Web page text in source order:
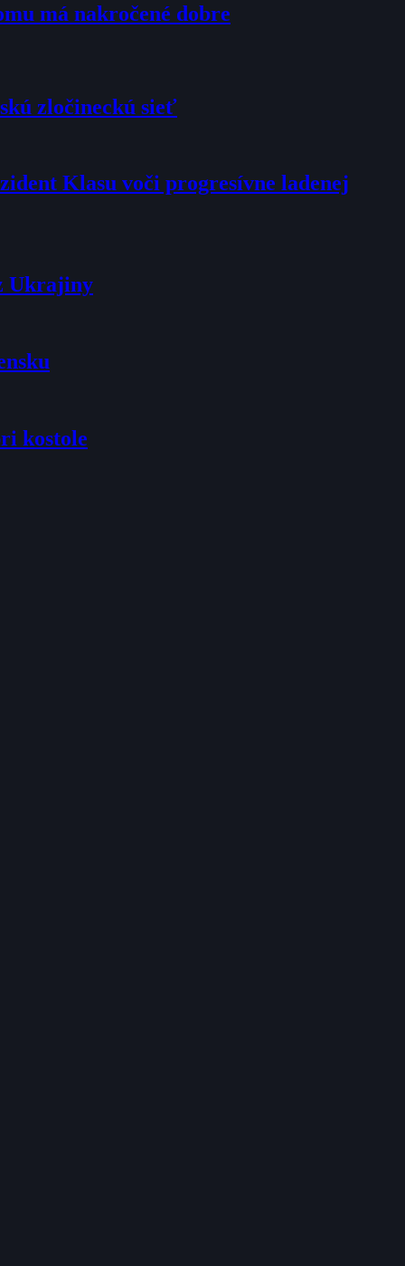
má nakročené dobre
zločineckú sieť
Klasu voči progresívne ladenej
Ukrajiny
kostole